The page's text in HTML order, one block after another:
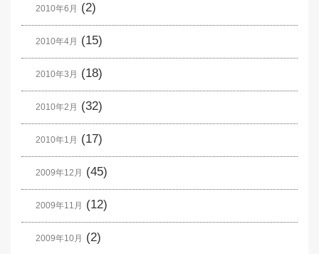
2010年6月 (2)
2010年4月 (15)
2010年3月 (18)
2010年2月 (32)
2010年1月 (17)
2009年12月 (45)
2009年11月 (12)
2009年10月 (2)